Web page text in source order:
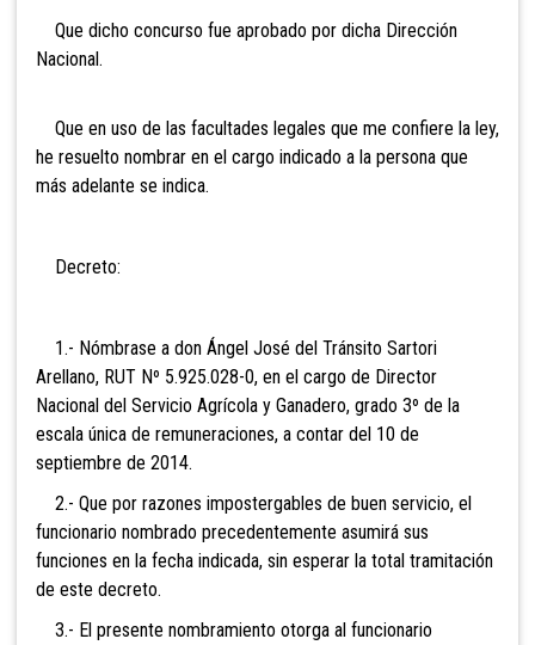
Que dicho concurso fue aprobado por dicha Dirección
Nacional.
Que en uso de las facultades legales que me confiere la ley,
he resuelto nombrar en el cargo indicado a la persona que
más adelante se indica.
Decreto:
1.- Nómbrase a don Ángel José del Tránsito Sartori
Arellano, RUT Nº 5.925.028-0, en el cargo de Director
Nacional del Servicio Agrícola y Ganadero, grado 3º de la
escala única de remuneraciones, a contar del 10 de
septiembre de 2014.
2.- Que por razones impostergables de buen servicio, el
funcionario nombrado precedentemente asumirá sus
funciones en la fecha indicada, sin esperar la total tramitación
de este decreto.
3.- El presente nombramiento otorga al funcionario